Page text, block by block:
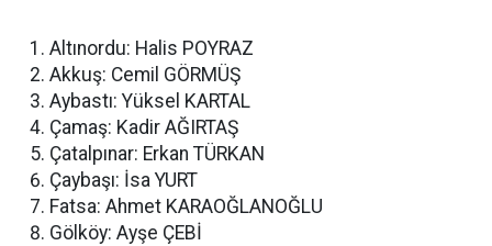
Altınordu: Halis POYRAZ
Akkuş: Cemil GÖRMÜŞ
Aybastı: Yüksel KARTAL
Çamaş: Kadir AĞIRTAŞ
Çatalpınar: Erkan TÜRKAN
Çaybaşı: İsa YURT
Fatsa: Ahmet KARAOĞLANOĞLU
Gölköy: Ayşe ÇEBİ